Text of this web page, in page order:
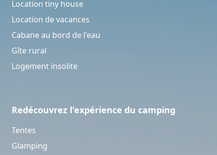
Location tiny house
Location de vacances
Cabane au bord de l'eau
Gîte rural
Logement insolite
Redécouvrez l'expérience du camping
Tentes
Glamping